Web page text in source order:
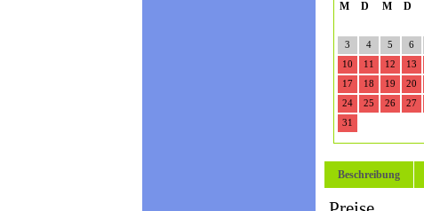
M
D M D
3
4 5 6
10
11 12 13
17
18 19 20
24
25 26 27
31
Beschreibung